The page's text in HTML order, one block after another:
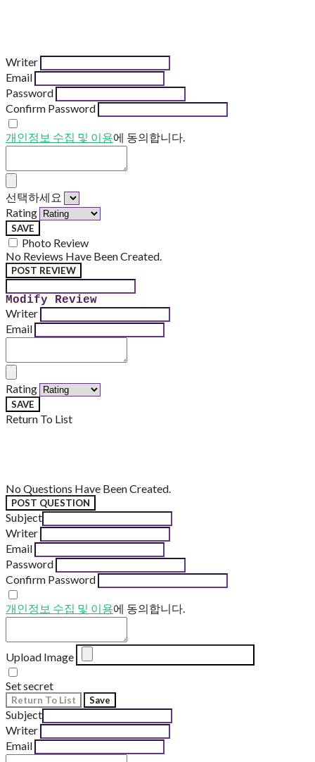
Writer
Email
Password
Confirm Password
개인정보 수집 및 이용에 동의합니다.
선택하세요
Rating
SAVE
Photo Review
No Reviews Have Been Created.
POST REVIEW
Modify Review
Writer
Email
Rating
SAVE
Return To List
No Questions Have Been Created.
POST QUESTION
Subject
Writer
Email
Password
Confirm Password
개인정보 수집 및 이용에 동의합니다.
Upload Image
Set secret
Return To List Save
Subject
Writer
Email